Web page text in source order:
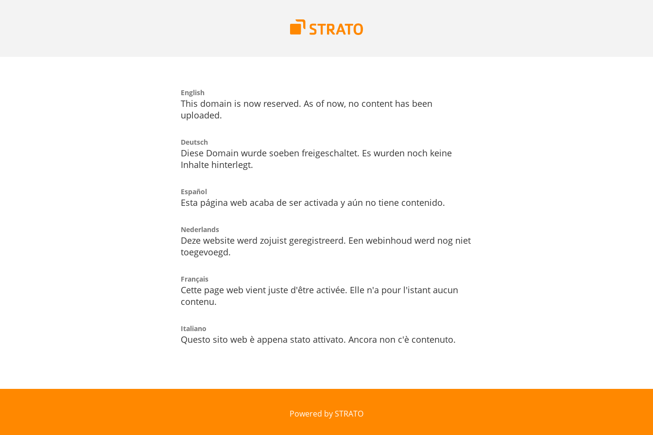
English
This domain is now reserved. As of now, no content has been
uploaded.
Deutsch
Diese Domain wurde soeben freigeschaltet. Es wurden noch keine
Inhalte hinterlegt.
Español
Esta página web acaba de ser activada y aún no tiene contenido.
Nederlands
Deze website werd zojuist geregistreerd. Een webinhoud werd nog niet
toegevoegd.
Français
Cette page web vient juste d'être activée. Elle n'a pour l'istant aucun
contenu.
Italiano
Questo sito web è appena stato attivato. Ancora non c'è contenuto.
Powered by STRATO